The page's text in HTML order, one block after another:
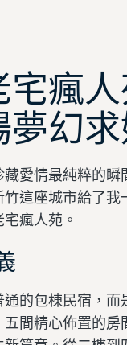
宅瘋
夢幻
愛情最純粹的瞬
這座城市給了我
瘋人苑。
的包棟民宿，而
間精心佈置的房